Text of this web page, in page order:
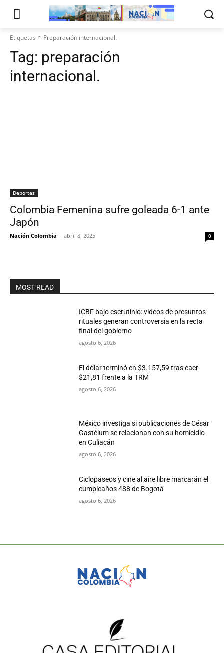
Etiquetas Preparación internacional.
Tag: preparación
internacional.
Deportes
Colombia Femenina sufre goleada 6-1 ante
Japón
Nación Colombia - abril 8, 2025 0
MOST READ
ICBF bajo escrutinio: videos de presuntos
rituales generan controversia en la recta
final del gobierno
agosto 6, 2026
El dólar terminó en $3.157,59 tras caer
$21,81 frente a la TRM
agosto 6, 2026
México investiga si publicaciones de César
Gastélum se relacionan con su homicidio
en Culiacán
agosto 6, 2026
Ciclopaseos y cine al aire libre marcarán el
cumpleaños 488 de Bogotá
agosto 6, 2026